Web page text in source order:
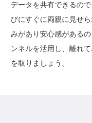
データを共有できるの
びにすぐに両親に見せ
みがあり安心感がある
ンネルを活用し、離れ
を取りましょう。